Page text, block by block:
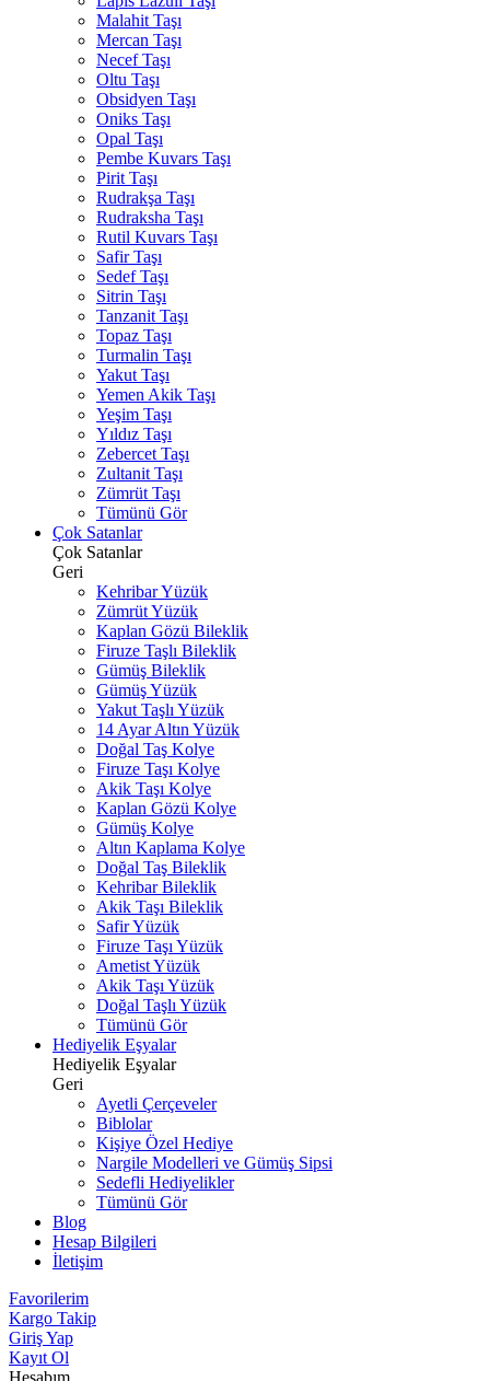
Malahit Taşı
Mercan Taşı
Necef Taşı
Oltu Taşı
Obsidyen Taşı
Oniks Taşı
Opal Taşı
Pembe Kuvars Taşı
Pirit Taşı
Rudrakşa Taşı
Rudraksha Taşı
Rutil Kuvars Taşı
Safir Taşı
Sedef Taşı
Sitrin Taşı
Tanzanit Taşı
Topaz Taşı
Turmalin Taşı
Yakut Taşı
Yemen Akik Taşı
Yeşim Taşı
Yıldız Taşı
Zebercet Taşı
Zultanit Taşı
Zümrüt Taşı
Tümünü Gör
Çok Satanlar
Çok Satanlar
Geri
Kehribar Yüzük
Zümrüt Yüzük
Kaplan Gözü Bileklik
Firuze Taşlı Bileklik
Gümüş Bileklik
Gümüş Yüzük
Yakut Taşlı Yüzük
14 Ayar Altın Yüzük
Doğal Taş Kolye
Firuze Taşı Kolye
Akik Taşı Kolye
Kaplan Gözü Kolye
Gümüş Kolye
Altın Kaplama Kolye
Doğal Taş Bileklik
Kehribar Bileklik
Akik Taşı Bileklik
Safir Yüzük
Firuze Taşı Yüzük
Ametist Yüzük
Akik Taşı Yüzük
Doğal Taşlı Yüzük
Tümünü Gör
Hediyelik Eşyalar
Hediyelik Eşyalar
Geri
Ayetli Çerçeveler
Biblolar
Kişiye Özel Hediye
Nargile Modelleri ve Gümüş Sipsi
Sedefli Hediyelikler
Tümünü Gör
Blog
Hesap Bilgileri
İletişim
Favorilerim
Kargo Takip
Giriş Yap
Kayıt Ol
Hesabım